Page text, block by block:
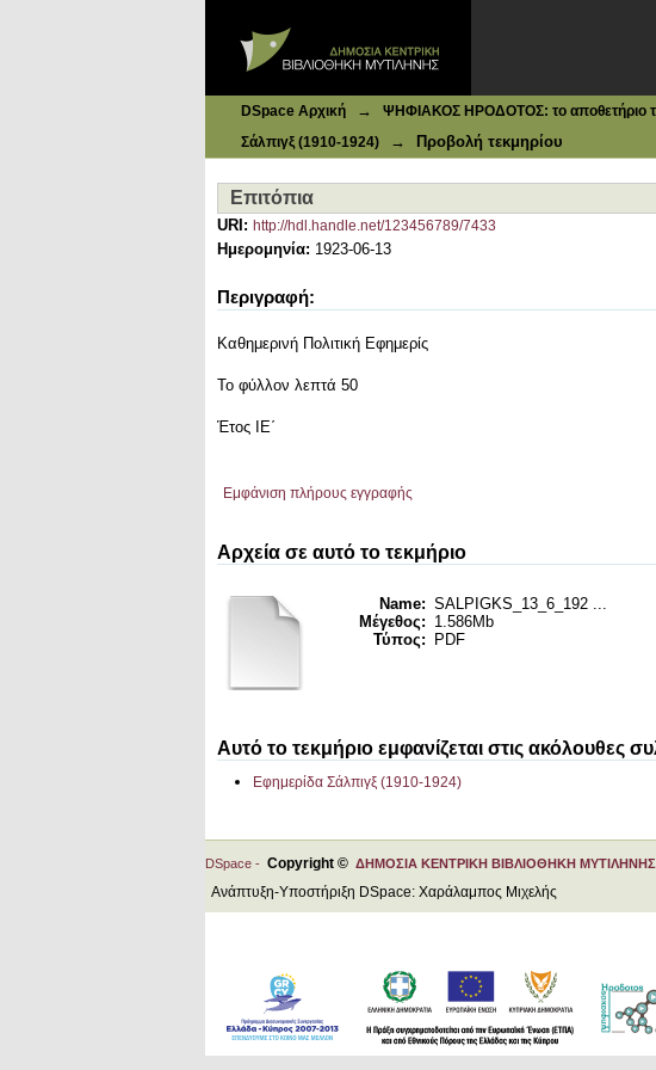
DSpace Αρχική → ΨΗΦΙΑΚΟΣ ΗΡΟΔΟΤΟΣ: το αποθετήριο
Σάλπιγξ (1910-1924)
→ Προβολή τεκμηρίου
Επιτόπια
URI: http://hdl.handle.net/123456789/7433
Ημερομηνία: 1923-06-13
Περιγραφή:
Καθημερινή Πολιτική Εφημερίς
Το φύλλον λεπτά 50
Έτος ΙΕ΄
Εμφάνιση πλήρους εγγραφής
Αρχεία σε αυτό το τεκμήριο
Name: SALPIGKS_13_6_192 ...
Μέγεθος: 1.586Mb
Τύπος:
PDF
Αυτό το τεκμήριο εμφανίζεται στις ακόλουθες
Εφημερίδα Σάλπιγξ (1910-1924)
DSpace - Copyright © ΔΗΜΟΣΙΑ ΚΕΝΤΡΙΚΗ ΒΙΒΛΙΟΘΗΚΗ ΜΥΤΙΛΗΝΗΣ
Ανάπτυξη-Υποστήριξη DSpace: Χαράλαμπος Μιχελής